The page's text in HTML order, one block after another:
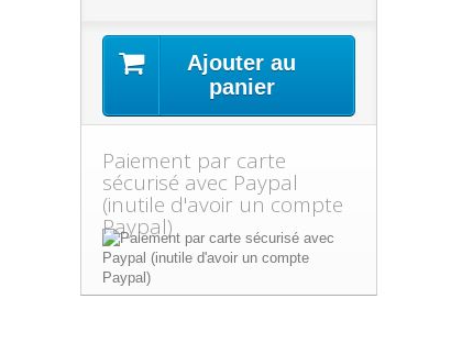
Ajouter au
panier
Paiement par carte
sécurisé avec Paypal
(inutile d'avoir un compte
Paypal)